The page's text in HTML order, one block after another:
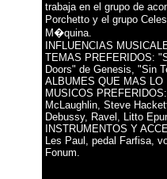
trabaja en el grupo de
Porchetto y el grupo
M�quina.
INFLUENCIAS
TEMAS PREFERIDOS:
Doors" de Genesis, "Sin
ALBUMES QUE MAS LO
MUSICOS
McLaughlin, Steve
Debussy, Ravel, Litto
INSTRUMENTOS Y
Les Paul, pedal Farfisa,
Fonum.